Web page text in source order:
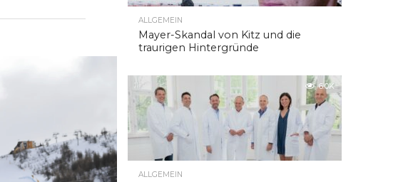
ALLGEMEIN
Mayer-Skandal von Kitz und die
traurigen Hintergründe
6.0K
ALLGEMEIN